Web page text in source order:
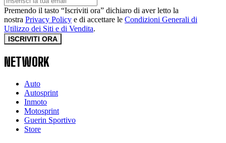
Premendo il tasto “Iscriviti ora” dichiaro di aver letto la
nostra Privacy Policy e di accettare le Condizioni Generali di
Utilizzo dei Siti e di Vendita.
ISCRIVITI ORA
NETWORK
Auto
Autosprint
Inmoto
Motosprint
Guerin Sportivo
Store